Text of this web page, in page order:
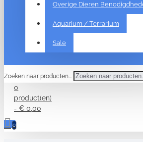
Overige Dieren
Aquarium / Terrarium
Sale
Zoeken naar producten...
0
product(en)
- € 0,00
0